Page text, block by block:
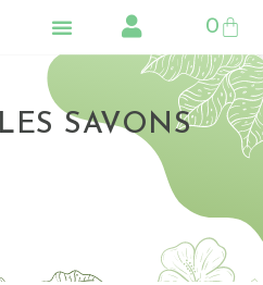
0
SAVONS